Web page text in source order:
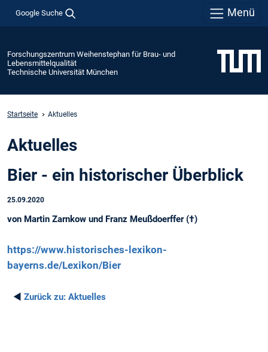
Google Suche Menü
Forschungszentrum Weihenstephan für Brau- und
Lebensmittelqualität
Technische Universität München
Startseite Aktuelles
Aktuelles
Bier - ein historischer Überblick
25.09.2020
von Martin Zarnkow und Franz Meußdoerffer (†)
https://www.historisches-lexikon-
bayerns.de/Lexikon/Bier
◄ Zurück zu: Aktuelles